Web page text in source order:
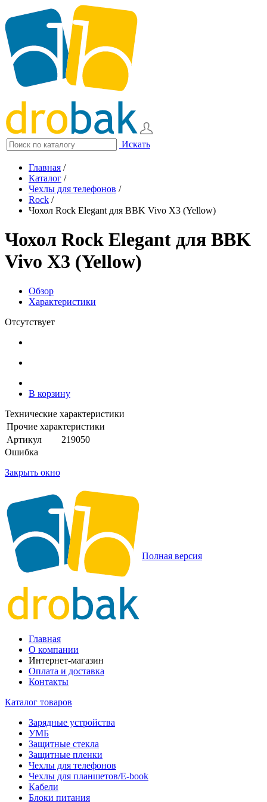
Искать
Главная /
Каталог /
Чехлы для телефонов /
Rock /
Чохол Rock Elegant для BBK Vivo X3 (Yellow)
Чохол Rock Elegant для BBK
Vivo X3 (Yellow)
Обзор
Характеристики
Отсутствует
В корзину
Технические характеристики
Прочие характеристики
Артикул
219050
Ошибка
Закрыть окно
Полная версия
Главная
О компании
Интернет-магазин
Оплата и доставка
Контакты
Каталог товаров
Зарядные устройства
УМБ
Защитные стекла
Защитные пленки
Чехлы для телефонов
Чехлы для планшетов/E-book
Кабели
Блоки питания